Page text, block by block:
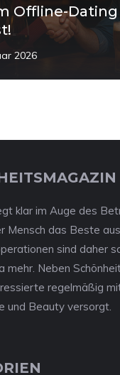
Offline-
2026
klar im Auge des
Mensch das Beste
sind daher
mehr. Neben
regelmäßig
und Beauty versorgt.